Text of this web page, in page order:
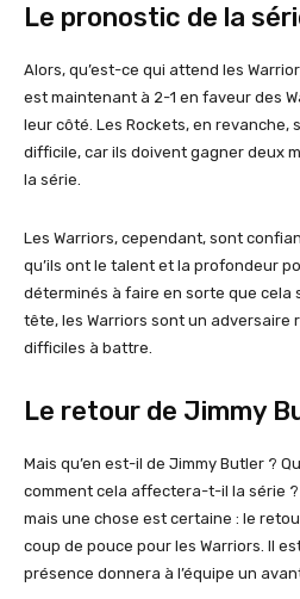
Le pronostic de la
Alors, qu’est-ce qui attend les
est maintenant à 2-1 en faveur des
leur côté. Les Rockets, en
difficile, car ils doivent gagner deux
la série.
Les Warriors, cependant, sont
qu’ils ont le talent et la profondeur
déterminés à faire en sorte que cela
tête, les Warriors sont un adversaire
difficiles à battre.
Le retour de Jimmy
Mais qu’en est-il de Jimmy Butler ?
comment cela affectera-t-il la série
mais une chose est certaine : le
coup de pouce pour les Warriors. Il
présence donnera à l’équipe un